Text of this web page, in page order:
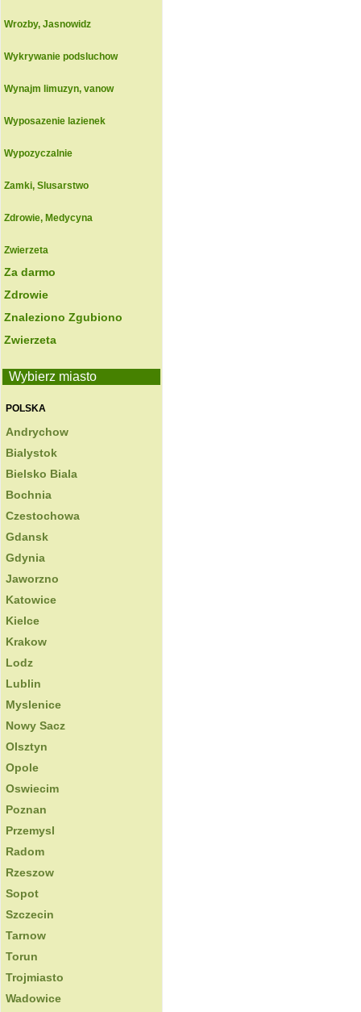
Wrozby, Jasnowidz
Wykrywanie podsluchow
Wynajm limuzyn, vanow
Wyposazenie lazienek
Wypozyczalnie
Zamki, Slusarstwo
Zdrowie, Medycyna
Zwierzeta
Za darmo
Zdrowie
Znaleziono Zgubiono
Zwierzeta
Wybierz miasto
POLSKA
Andrychow
Bialystok
Bielsko Biala
Bochnia
Czestochowa
Gdansk
Gdynia
Jaworzno
Katowice
Kielce
Krakow
Lodz
Lublin
Myslenice
Nowy Sacz
Olsztyn
Opole
Oswiecim
Poznan
Przemysl
Radom
Rzeszow
Sopot
Szczecin
Tarnow
Torun
Trojmiasto
Wadowice